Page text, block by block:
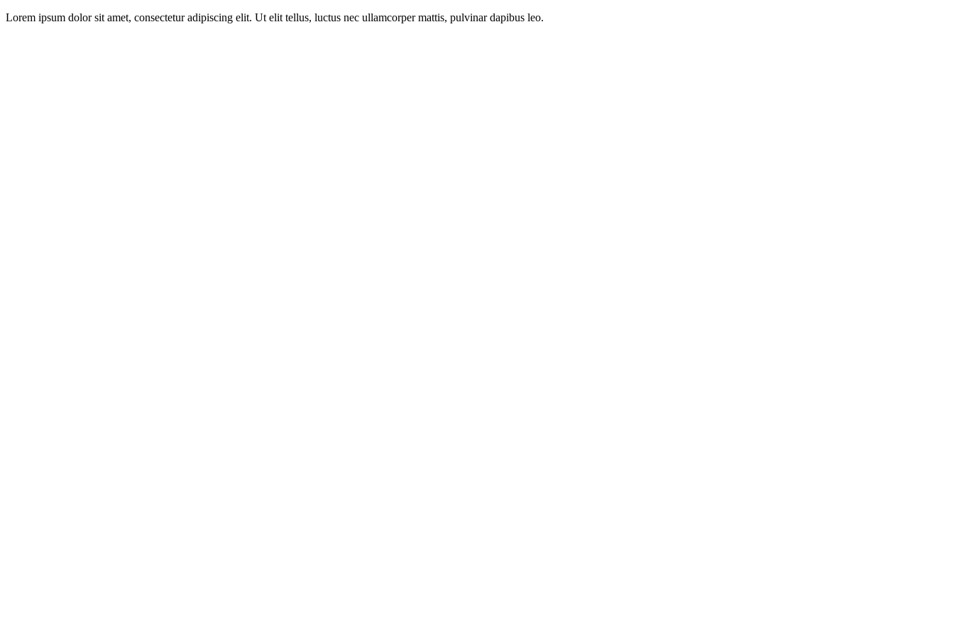
Lorem ipsum dolor sit amet, consectetur adipiscing elit. Ut elit tellus, luctus nec ullamcorper mattis, pulvinar dapibus leo.